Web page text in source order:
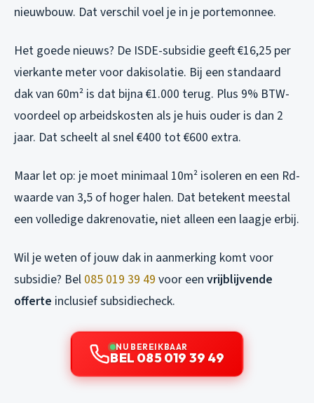
nieuwbouw. Dat verschil voel je in je portemonnee.
Het goede nieuws? De ISDE-subsidie geeft €16,25 per
vierkante meter voor dakisolatie. Bij een standaard
dak van 60m² is dat bijna €1.000 terug. Plus 9% BTW-
voordeel op arbeidskosten als je huis ouder is dan 2
jaar. Dat scheelt al snel €400 tot €600 extra.
Maar let op: je moet minimaal 10m² isoleren en een Rd-
waarde van 3,5 of hoger halen. Dat betekent meestal
een volledige dakrenovatie, niet alleen een laagje erbij.
Wil je weten of jouw dak in aanmerking komt voor
subsidie? Bel 085 019 39 49 voor een vrijblijvende
offerte inclusief subsidiecheck.
NU BEREIKBAAR
BEL 085 019 39 49